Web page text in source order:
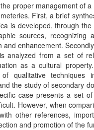
proper management of
First, a brief
is developed, through
sources,
and enhancement.
analyzed from a set of
as a cultural
qualitative techniques
the study of secondary
case presents a set
However, when
other references,
and promotion of the